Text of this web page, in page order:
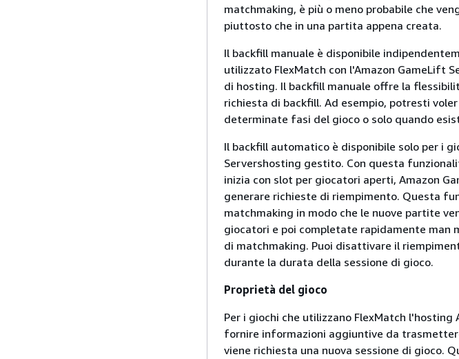
matchmaking, è più o meno probabile che
piuttosto che in una partita appena creata.
Il backfill manuale è disponibile
utilizzato FlexMatch con l'Amazon GameLift
di hosting. Il backfill manuale offre la
richiesta di backfill. Ad esempio, potresti
determinate fasi del gioco o solo quando
Il backfill automatico è disponibile solo per i
Servershosting gestito. Con questa
inizia con slot per giocatori aperti, Amazon
generare richieste di riempimento. Questa
matchmaking in modo che le nuove partite
giocatori e poi completate rapidamente man
di matchmaking. Puoi disattivare il
durante la durata della sessione di gioco.
Proprietà del gioco
Per i giochi che utilizzano FlexMatch
fornire informazioni aggiuntive da
viene richiesta una nuova sessione di gioco.